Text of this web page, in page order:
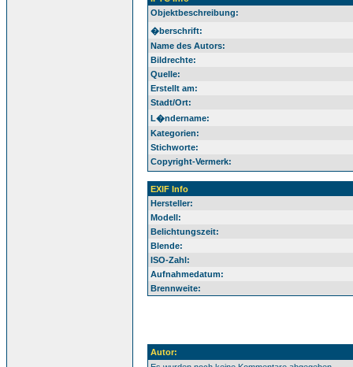
Objektbeschreibung:
�berschrift:
Name des Autors:
Bildrechte:
Quelle:
Erstellt am:
Stadt/Ort:
L�ndername:
Kategorien:
Stichworte:
Copyright-Vermerk:
EXIF Info
Hersteller:
Modell:
Belichtungszeit:
Blende:
ISO-Zahl:
Aufnahmedatum:
Brennweite:
Autor: